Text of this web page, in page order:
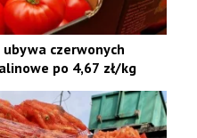
czerwonych
po 4,67 zł/kg